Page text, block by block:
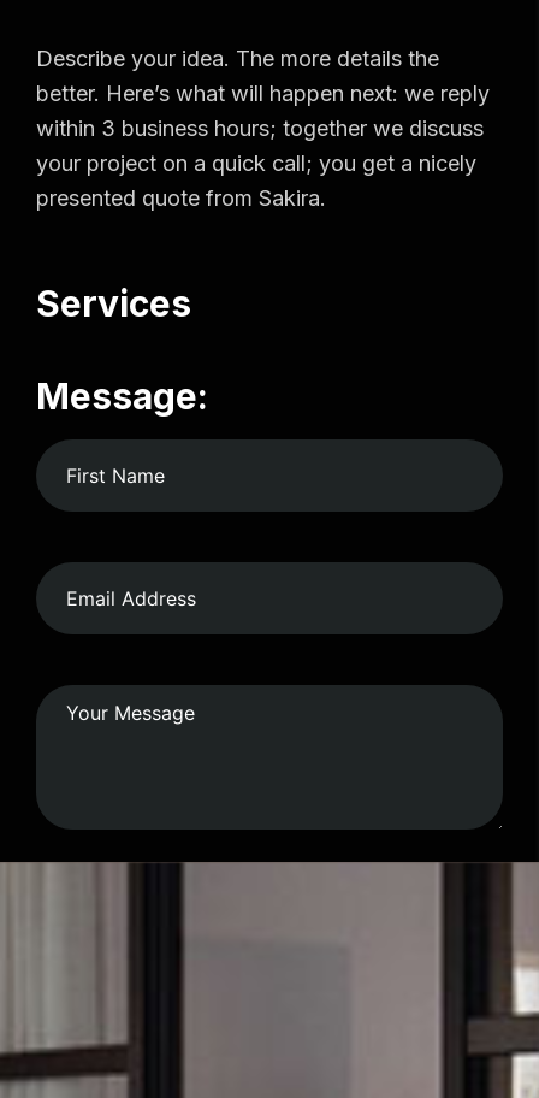
Describe your idea. The more details the
better. Here’s what will happen next: we reply
within 3 business hours; together we discuss
your project on a quick call; you get a nicely
presented quote from Sakira.
Services
Message: